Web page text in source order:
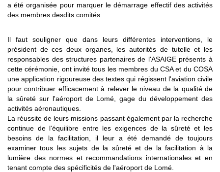
a été organisée pour marquer le démarrage effectif des activités
des membres desdits comités.
Il faut souligner que dans leurs différentes interventions, le
président de ces deux organes, les autorités de tutelle et les
responsables des structures partenaires de l'ASAIGE présents à
cette cérémonie, ont invité tous les membres du CSA et du COSA
une application rigoureuse des textes qui régissent l'aviation civile
pour contribuer efficacement à relever le niveau de la qualité de
la sûreté sur l'aéroport de Lomé, gage du développement des
activités aéronautiques.
La réussite de leurs missions passant également par la recherche
continue de l'équilibre entre les exigences de la sûreté et les
besoins de la facilitation, il leur a été demandé de toujours
examiner tous les sujets de la sûreté et de la facilitation à la
lumière des normes et recommandations internationales et en
tenant compte des spécificités de l'aéroport de Lomé.